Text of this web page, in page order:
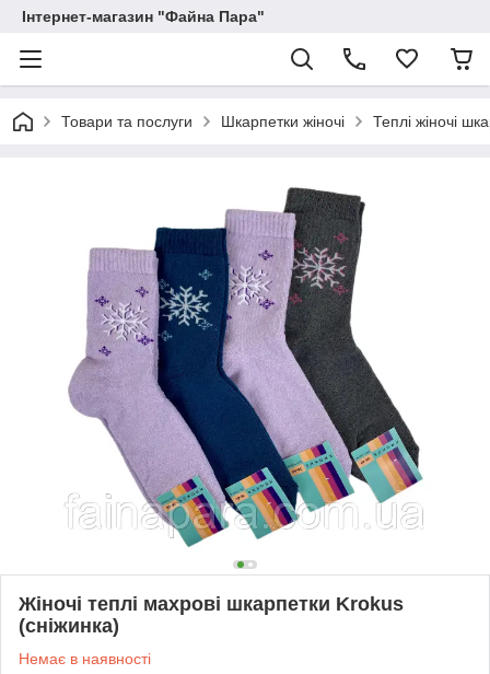
Інтернет-магазин "Файна Пара"
Товари та послуги Шкарпетки жіночі Теплі жіночі
Жіночі теплі махрові шкарпетки Krokus
(сніжинка)
Немає в наявності